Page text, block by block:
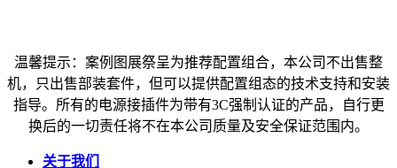
温馨提示：案例图展祭呈为推荐配置组合，本公司不出售整
机，只出售部装套件，但可以提供配置组态的技术支持和安装
指导。所有的电源接插件为带有3C强制认证的产品，自行更
换后的一切责任将不在本公司质量及安全保证范围内。
关于我们